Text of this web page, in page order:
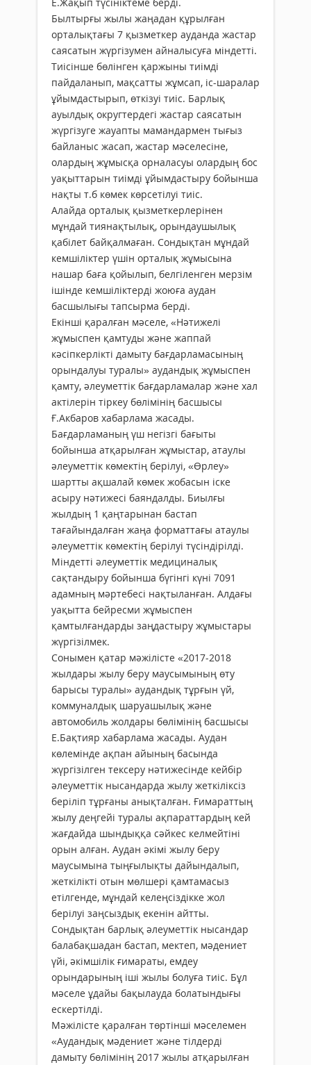
Былтырғы жылы жаңадан құрылған
орталықтағы 7 қызметкер ауданда жастар
саясатын жүргізумен айналысуға міндетті.
Тиісінше бөлінген қаржыны тиімді
пайдаланып, мақсатты жұмсап, іс-шаралар
ұйымдастырып, өткізуі тиіс. Барлық
ауылдық округтердегі жастар саясатын
жүргізуге жауапты мамандармен тығыз
байланыс жасап, жастар мәселесіне,
олардың жұмысқа орналасуы олардың бос
уақыттарын тиімді ұйымдастыру бойынша
нақты т.б көмек көрсетілуі тиіс.
Алайда орталық қызметкерлерінен
мұндай тиянақтылық, орындаушылық
қабілет байқалмаған. Сондықтан мұндай
кемшіліктер үшін орталық жұмысына
нашар баға қойылып, белгіленген мерзім
ішінде кемшіліктерді жоюға аудан
басшылығы тапсырма берді.
Екінші қаралған мәселе, «Нәтижелі
жұмыспен қамтуды және жаппай
кәсіпкерлікті дамыту бағдарламасының
орындалуы туралы» аудандық жұмыспен
қамту, әлеуметтік бағдарламалар және хал
актілерін тіркеу бөлімінің басшысы
Ғ.Акбаров хабарлама жасады.
Бағдарламаның үш негізгі бағыты
бойынша атқарылған жұмыстар, атаулы
әлеуметтік көмектің берілуі, «Өрлеу»
шартты ақшалай көмек жобасын іске
асыру нәтижесі баяндалды. Биылғы
жылдың 1 қаңтарынан бастап
тағайындалған жаңа форматтағы атаулы
әлеуметтік көмектің берілуі түсіндірілді.
Міндетті әлеуметтік медициналық
сақтандыру бойынша бүгінгі күні 7091
адамның мәртебесі нақтыланған. Алдағы
уақытта бейресми жұмыспен
қамтылғандарды заңдастыру жұмыстары
жүргізілмек.
Сонымен қатар мәжілісте «2017-2018
жылдары жылу беру маусымының өту
барысы туралы» аудандық тұрғын үй,
коммуналдық шаруашылық және
автомобиль жолдары бөлімінің басшысы
Е.Бақтияр хабарлама жасады. Аудан
көлемінде ақпан айының басында
жүргізілген тексеру нәтижесінде кейбір
әлеуметтік нысандарда жылу жеткіліксіз
беріліп тұрғаны анықталған. Ғимараттың
жылу деңгейі туралы ақпараттардың кей
жағдайда шындыққа сәйкес келмейтіні
орын алған. Аудан әкімі жылу беру
маусымына тыңғылықты дайындалып,
жеткілікті отын мөлшері қамтамасыз
етілгенде, мұндай келеңсіздікке жол
берілуі заңсыздық екенін айтты.
Сондықтан барлық әлеуметтік нысандар
балабақшадан бастап, мектеп, мәдениет
үйі, әкімшілік ғимараты, емдеу
орындарының іші жылы болуға тиіс. Бұл
мәселе ұдайы бақылауда болатындығы
ескертілді.
Мәжілісте қаралған төртінші мәселемен
«Аудандық мәдениет және тілдерді
дамыту бөлімінің 2017 жылы атқарылған